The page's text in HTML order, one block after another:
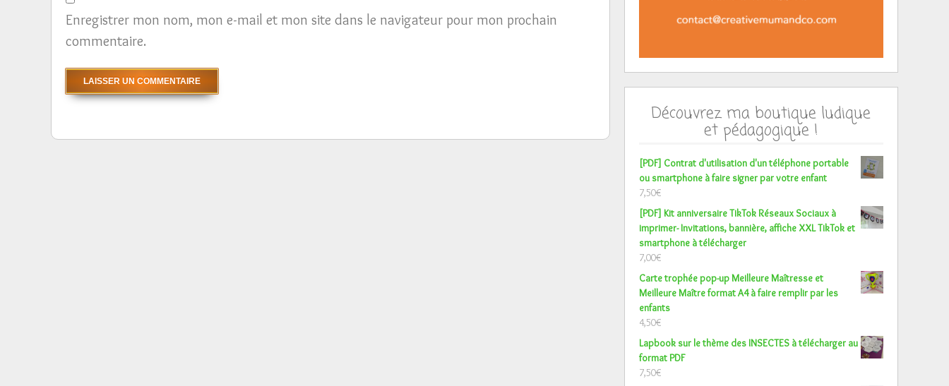
Enregistrer mon nom, mon e-mail et mon site dans le navigateur pour mon prochain
commentaire.
Découvrez ma boutique ludique
et pédagogique !
[PDF] Contrat d'utilisation d'un téléphone portable
ou smartphone à faire signer par votre enfant
7,50€
[PDF] Kit anniversaire TikTok Réseaux Sociaux à
imprimer- Invitations, bannière, affiche XXL TikTok et
smartphone à télécharger
7,00€
Carte trophée pop-up Meilleure Maîtresse et
Meilleure Maître format A4 à faire remplir par les
enfants
4,50€
Lapbook sur le thème des INSECTES à télécharger au
format PDF
7,50€